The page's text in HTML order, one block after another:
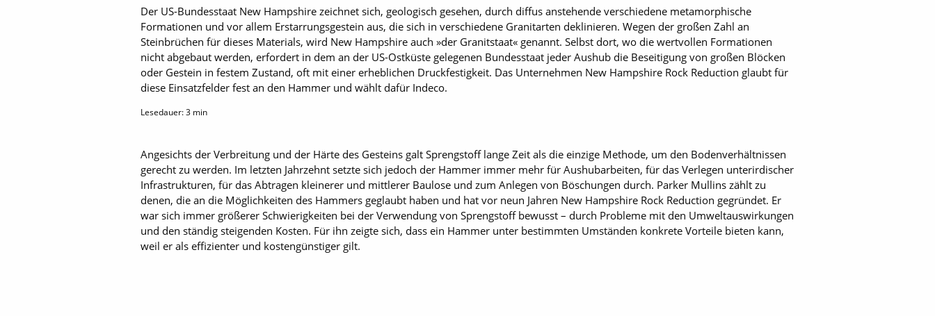
Der US-Bundesstaat New Hampshire zeichnet sich, geologisch gesehen, durch diffus anstehende verschiedene metamorphische
Formationen und vor allem Erstarrungsgestein aus, die sich in verschiedene Granitarten deklinieren. Wegen der großen Zahl an
Steinbrüchen für dieses Materials, wird New Hampshire auch »der Granitstaat« genannt. Selbst dort, wo die wertvollen Formationen
nicht abgebaut werden, erfordert in dem an der US-Ostküste gelegenen Bundesstaat jeder Aushub die Beseitigung von großen Blöcken
oder Gestein in festem Zustand, oft mit einer erheblichen Druckfestigkeit. Das Unternehmen New Hampshire Rock Reduction glaubt für
diese Einsatzfelder fest an den Hammer und wählt dafür Indeco.
Lesedauer:3 min
Angesichts der Verbreitung und der Härte des Gesteins galt Sprengstoff lange Zeit als die einzige Methode, um den Bodenverhältnissen
gerecht zu werden. Im letzten Jahrzehnt setzte sich jedoch der Hammer immer mehr für Aushubarbeiten, für das Verlegen unterirdischer
Infrastrukturen, für das Abtragen kleinerer und mittlerer Baulose und zum Anlegen von Böschungen durch. Parker Mullins zählt zu
denen, die an die Möglichkeiten des Hammers geglaubt haben und hat vor neun Jahren New Hampshire Rock Reduction gegründet. Er
war sich immer größerer Schwierigkeiten bei der Verwendung von Sprengstoff bewusst – durch Probleme mit den Umweltauswirkungen
und den ständig steigenden Kosten. Für ihn zeigte sich, dass ein Hammer unter bestimmten Umständen konkrete Vorteile bieten kann,
weil er als effizienter und kostengünstiger gilt.